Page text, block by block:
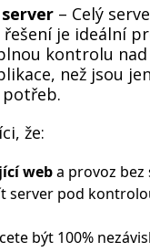
– Celý
je ideální
kontrolu
než jsou
potřeb.
že:
weba provoz
server pod
být 100%